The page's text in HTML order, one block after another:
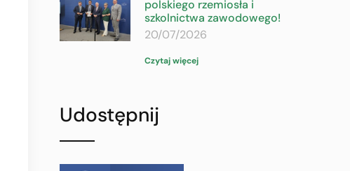
polskiego rzemiosła i
szkolnictwa zawodowego!
20/07/2026
Czytaj więcej
Udostępnij